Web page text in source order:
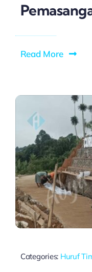
Read More
Categories: Huruf